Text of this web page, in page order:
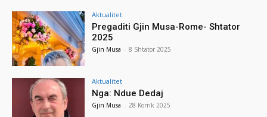
Aktualitet
Pregaditi Gjin Musa-Rome- Shtator
2025
Gjin Musa - 8 Shtator 2025
Aktualitet
Nga: Ndue Dedaj
Gjin Musa - 28 Korrik 2025